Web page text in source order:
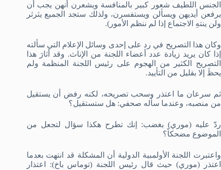
الجنس اللطيف شعور كبير بالمنافسة ويشعرن أنهن يجب أن
يرفعن أيديهن ويسألن ويستفسرن، ولذلك ستجد الجميع يثرثر
ولن ينتهِ الاجتماع إذا لم ننظم الأمور).
وكان هذا التصريح في رد على إحدى وسائل الإعلام التي سألته
إذا كان يريد زيادة عدد أعضاء اللجنة من الإناث. وقد أثارَ هذا
التصريح الكثير من الهجوم على رئيس اللجنة المنظمة ولم
يحظَ إلا بقليل من التأييد.
ثم سرعان ما اعتذر وسحب تصريحه، لكنه رفض أن يستقيل
من منصبه، وعندما سأله صحفي: هل ستستقيل؟
ردّ عليه (موري) بغضب: إنك تطرح هكذا سؤال لتجعل من
الموضوع مضحكاً؟
واعتبرت اللجنة الأولمبية الدولية أن المشكلة قد انتهت بعدما
اعتذر (موري) حيث قال رئيس اللجنة (توماس باخ): اعتذار